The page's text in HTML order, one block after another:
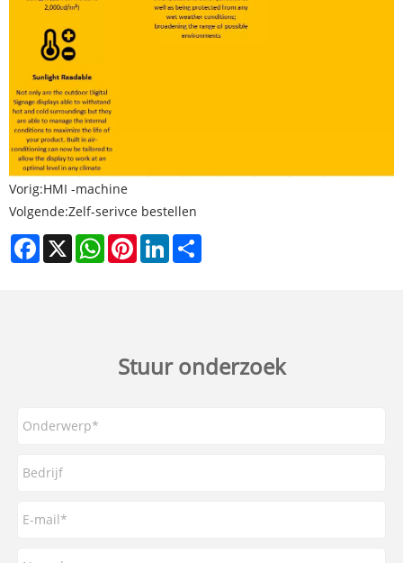
Vorig:HMI -machine
Volgende:Zelf-serivce bestellen
Facebook
X WhatsAppPinterestLinkedIn
Stuur onderzoek